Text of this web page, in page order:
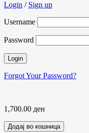
Login / Sign up
Username
Password
Forgot Your Password?
1,700.00 ден
Додај во кошница